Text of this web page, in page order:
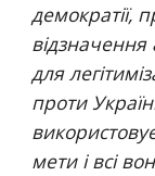
демократії,
для
проти
мети і всі